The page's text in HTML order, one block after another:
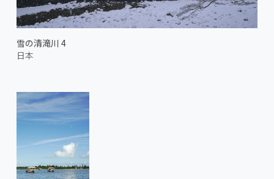
雪の清滝川 4
日本